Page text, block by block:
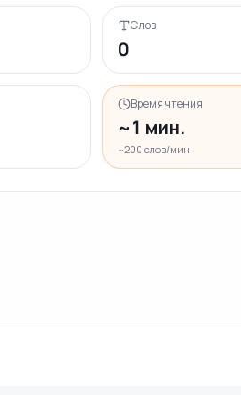
Слов
0
Время чтения
~1 мин.
~200 слов/мин